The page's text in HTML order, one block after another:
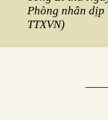
Phòng nhân
TTXVN)